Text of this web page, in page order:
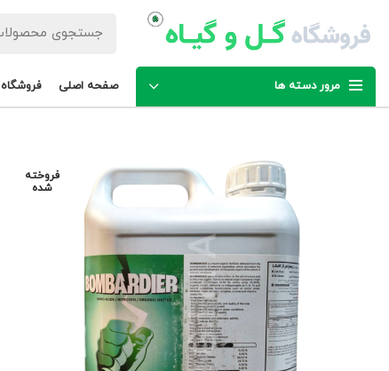
مرور دسته ها صفحه اصلی فروشگاه
فروخته
شده